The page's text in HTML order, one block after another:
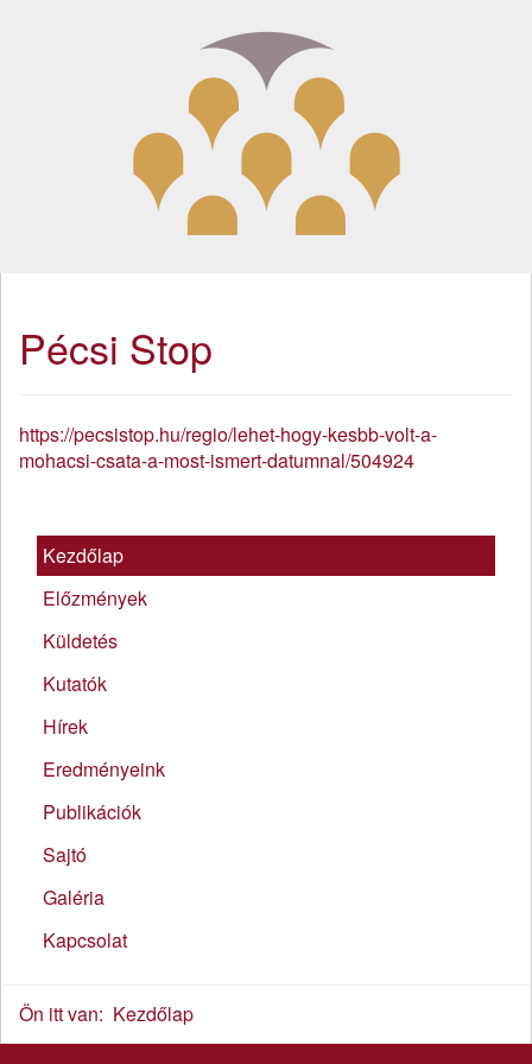
Pécsi Stop
https://pecsistop.hu/regio/lehet-hogy-kesbb-volt-a-
mohacsi-csata-a-most-ismert-datumnal/504924
Kezdőlap
Előzmények
Küldetés
Kutatók
Hírek
Eredményeink
Publikációk
Sajtó
Galéria
Kapcsolat
Ön itt van: Kezdőlap